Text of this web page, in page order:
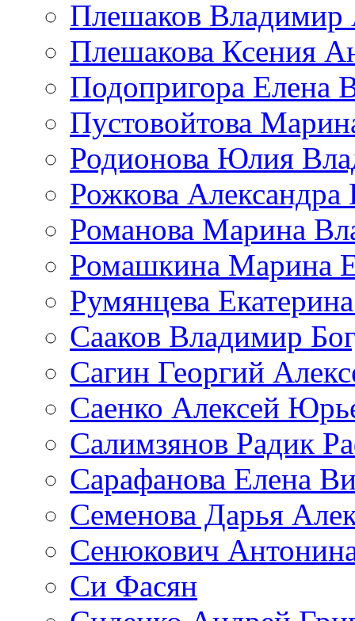
Плешаков Владимир
Плешакова Ксения
Подопригора Елена
Пустовойтова
Родионова Юлия
Рожкова Александра
Романова Марина
Ромашкина Марина
Румянцева
Сааков Владимир
Сагин Георгий
Саенко Алексей
Салимзянов Радик
Сарафанова Елена
Семенова Дарья
Сенюкович
Си Фасян